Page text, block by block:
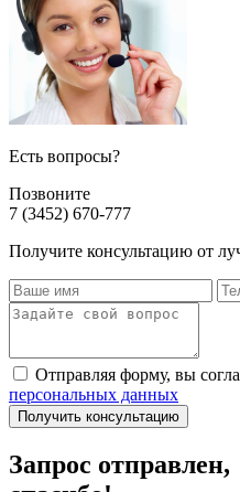
Есть вопросы?
Позвоните
7 (3452) 670-777
Получите консультацию от
Отправляя форму, вы
персональных данных
Получить консультацию
Запрос отправлен,